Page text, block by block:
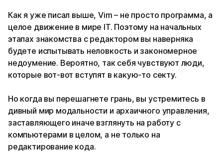
Как я уже писал выше, Vim – не просто программа, а
целое движение в мире IT. Поэтому на начальных
этапах знакомства с редактором вы наверняка
будете испытывать неловкость и закономерное
недоумение. Вероятно, так себя чувствуют люди,
которые вот-вот вступят в какую-то секту.
Но когда вы перешагнете грань, вы устремитесь в
дивный мир модальности и архаичного управления,
заставляющего иначе взглянуть на работу с
компьютерами в целом, а не только на
редактирование кода.